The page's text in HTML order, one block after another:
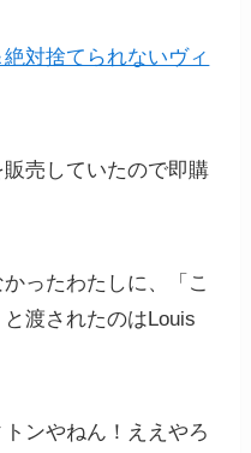
対捨てられないヴィ
売していたので即購
ったわたしに、「こ
渡されたのはLouis
トンやねん！ええやろ